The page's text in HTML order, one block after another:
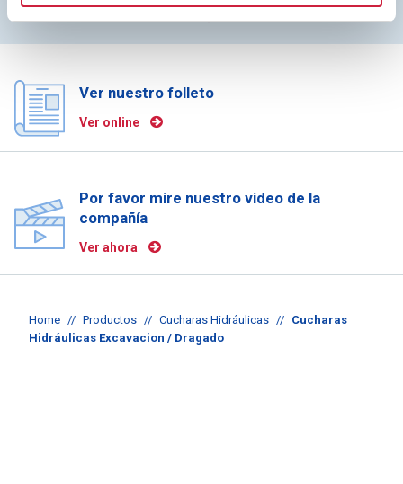
Ver nuestro folleto
Ver online
Por favor mire nuestro video de la
compañía
Ver ahora
Home // Productos // Cucharas Hidráulicas // Cucharas
Hidráulicas Excavacion / Dragado